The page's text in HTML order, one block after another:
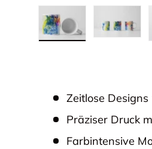
Bild 2 in
Zeitlose
Präziser Druck
Farbintensive